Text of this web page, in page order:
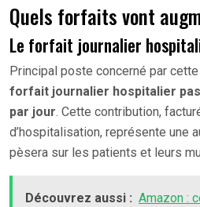
Quels forfaits vont
Le forfait journalier
Principal poste concerné par
forfait journalier hospitalier
par jour. Cette contribution,
d’hospitalisation, représente une
pèsera sur les patients et leurs
Découvrez aussi : Amazon :